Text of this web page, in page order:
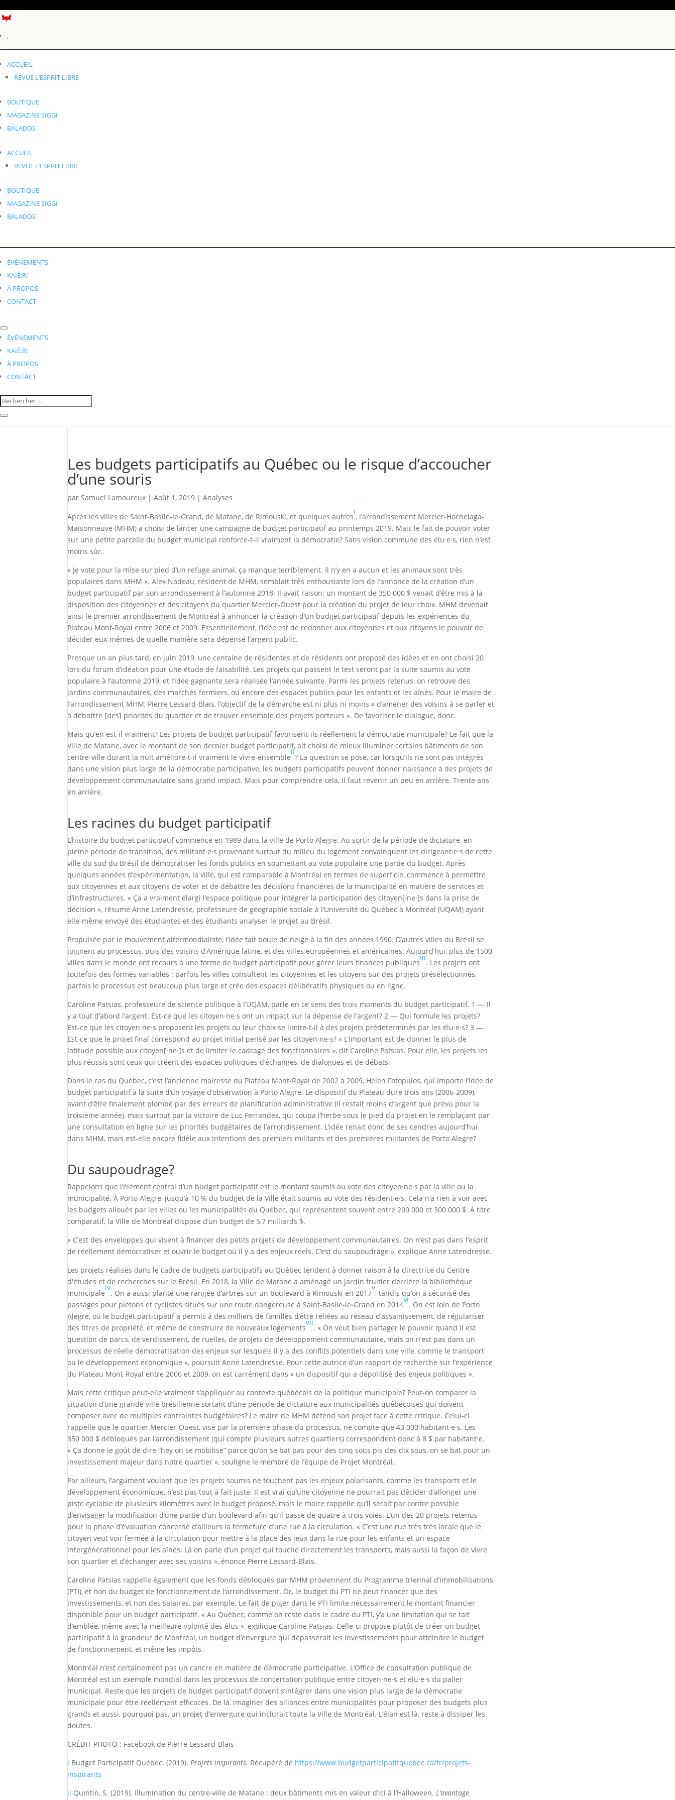
Profil
.
Éléments 0
.
ACCUEIL
REVUE L’ESPRIT LIBRE
BOUTIQUE
MAGAZINE SIGGI
BALADOS
ACCUEIL
REVUE L’ESPRIT LIBRE
BOUTIQUE
MAGAZINE SIGGI
BALADOS
ÉVÉNEMENTS
KAIÉ:RI
À PROPOS
CONTACT
ÉVÉNEMENTS
KAIÉ:RI
À PROPOS
CONTACT
Les budgets participatifs au Québec ou le risque d’accoucher
d’une souris
par Samuel Lamoureux |Août 1, 2019 |Analyses
Après les villes de Saint-Basile-le-Grand, de Matane, de Rimouski, et quelques autres
i
, l’arrondissement Mercier-Hochelaga-
Maisonneuve (MHM) a choisi de lancer une campagne de budget participatif au printemps 2019. Mais le fait de pouvoir voter
sur une petite parcelle du budget municipal renforce-t-il vraiment la démocratie? Sans vision commune des élu·e·s, rien n’est
moins sûr.
« Je vote pour la mise sur pied d’un refuge animal, ça manque terriblement. Il n’y en a aucun et les animaux sont très
populaires dans MHM ». Alex Nadeau, résident de MHM, semblait très enthousiaste lors de l’annonce de la création d’un
budget participatif par son arrondissement à l’automne 2018. Il avait raison: un montant de 350 000 $ venait d’être mis à la
disposition des citoyennes et des citoyens du quartier Mercier-Ouest pour la création du projet de leur choix. MHM devenait
ainsi le premier arrondissement de Montréal à annoncer la création d’un budget participatif depuis les expériences du
Plateau Mont-Royal entre 2006 et 2009. Essentiellement, l’idée est de redonner aux citoyennes et aux citoyens le pouvoir de
décider eux-mêmes de quelle manière sera dépensé l’argent public.
Presque un an plus tard, en juin 2019, une centaine de résidentes et de résidents ont proposé des idées et en ont choisi 20
lors du forum d’idéation pour une étude de faisabilité. Les projets qui passent le test seront par la suite soumis au vote
populaire à l’automne 2019, et l’idée gagnante sera réalisée l’année suivante. Parmi les projets retenus, on retrouve des
jardins communautaires, des marchés fermiers, ou encore des espaces publics pour les enfants et les aînés. Pour le maire de
l’arrondissement MHM, Pierre Lessard-Blais, l’objectif de la démarche est ni plus ni moins « d’amener des voisins à se parler et
à débattre [des] priorités du quartier et de trouver ensemble des projets porteurs ». De favoriser le dialogue, donc.
Mais qu’en est-il vraiment? Les projets de budget participatif favorisent-ils réellement la démocratie municipale? Le fait que la
Ville de Matane, avec le montant de son dernier budget participatif, ait choisi de mieux illuminer certains bâtiments de son
centre-ville durant la nuit améliore-t-il vraiment le vivre-ensemble
ii
? La question se pose, car lorsqu’ils ne sont pas intégrés
dans une vision plus large de la démocratie participative, les budgets participatifs peuvent donner naissance à des projets de
développement communautaire sans grand impact. Mais pour comprendre cela, il faut revenir un peu en arrière. Trente ans
en arrière.
Les racines du budget participatif
L’histoire du budget participatif commence en 1989 dans la ville de Porto Alegre. Au sortir de la période de dictature, en
pleine période de transition, des militant·e·s provenant surtout du milieu du logement convainquent les dirigeant·e·s de cette
ville du sud du Brésil de démocratiser les fonds publics en soumettant au vote populaire une partie du budget. Après
quelques années d’expérimentation, la ville, qui est comparable à Montréal en termes de superficie, commence à permettre
aux citoyennes et aux citoyens de voter et de débattre les décisions financières de la municipalité en matière de services et
d’infrastructures. « Ça a vraiment élargi l’espace politique pour intégrer la participation des citoyen[·ne·]s dans la prise de
décision », résume Anne Latendresse, professeure de géographie sociale à l’Université du Québec à Montréal (UQAM) ayant
elle-même envoyé des étudiantes et des étudiants analyser le projet au Brésil.
Propulsée par le mouvement altermondialiste, l’idée fait boule de neige à la fin des années 1990. D’autres villes du Brésil se
joignent au processus, puis des voisins d’Amérique latine, et des villes européennes et américaines. Aujourd’hui, plus de 1500
villes dans le monde ont recours à une forme de budget participatif pour gérer leurs finances publiques
iii
. Les projets ont
toutefois des formes variables : parfois les villes consultent les citoyennes et les citoyens sur des projets présélectionnés,
parfois le processus est beaucoup plus large et crée des espaces délibératifs physiques ou en ligne.
Caroline Patsias, professeure de science politique à l’UQAM, parle en ce sens des trois moments du budget participatif. 1 — Il
y a tout d’abord l’argent. Est-ce que les citoyen·ne·s ont un impact sur la dépense de l’argent? 2 — Qui formule les projets?
Est-ce que les citoyen·ne·s proposent les projets ou leur choix se limite-t-il à des projets prédéterminés par les élu·e·s? 3 —
Est-ce que le projet final correspond au projet initial pensé par les citoyen·ne·s? « L’important est de donner le plus de
latitude possible aux citoyen[·ne·]s et de limiter le cadrage des fonctionnaires », dit Caroline Patsias. Pour elle, les projets les
plus réussis sont ceux qui créent des espaces politiques d’échanges, de dialogues et de débats.
Dans le cas du Québec, c’est l’ancienne mairesse du Plateau Mont-Royal de 2002 à 2009, Helen Fotopulos, qui importe l’idée de
budget participatif à la suite d’un voyage d’observation à Porto Alegre. Le dispositif du Plateau dure trois ans (2006-2009),
avant d’être finalement plombé par des erreurs de planification administrative (il restait moins d’argent que prévu pour la
troisième année), mais surtout par la victoire de Luc Ferrandez, qui coupa l’herbe sous le pied du projet en le remplaçant par
une consultation en ligne sur les priorités budgétaires de l’arrondissement. L’idée renait donc de ses cendres aujourd’hui
dans MHM, mais est-elle encore fidèle aux intentions des premiers militants et des premières militantes de Porto Alegre?
Du saupoudrage?
Rappelons que l’élément central d’un budget participatif est le montant soumis au vote des citoyen·ne·s par la ville ou la
municipalité. À Porto Alegre, jusqu’à 10 % du budget de la Ville était soumis au vote des résident·e·s. Cela n’a rien à voir avec
les budgets alloués par les villes ou les municipalités du Québec, qui représentent souvent entre 200 000 et 300 000 $. À titre
comparatif, la Ville de Montréal dispose d’un budget de 5,7 milliards $.
« C’est des enveloppes qui visent à financer des petits projets de développement communautaires. On n’est pas dans l’esprit
de réellement démocratiser et ouvrir le budget où il y a des enjeux réels. C’est du saupoudrage », explique Anne Latendresse.
Les projets réalisés dans le cadre de budgets participatifs au Québec tendent à donner raison à la directrice du Centre
d'études et de recherches sur le Brésil. En 2018, la Ville de Matane a aménagé un jardin fruitier derrière la bibliothèque
municipale
iv
. On a aussi planté une rangée d’arbres sur un boulevard à Rimouski en 2017
v
, tandis qu’on a sécurisé des
passages pour piétons et cyclistes situés sur une route dangereuse à Saint-Basile-le-Grand en 2014
vi
. On est loin de Porto
Alegre, où le budget participatif a permis à des milliers de familles d’être reliées au réseau d’assainissement, de régulariser
des titres de propriété, et même de construire de nouveaux logements
vii
. « On veut bien partager le pouvoir quand il est
question de parcs, de verdissement, de ruelles, de projets de développement communautaire, mais on n’est pas dans un
processus de réelle démocratisation des enjeux sur lesquels il y a des conflits potentiels dans une ville, comme le transport
ou le développement économique », poursuit Anne Latendresse. Pour cette autrice d’un rapport de recherche sur l’expérience
du Plateau Mont-Royal entre 2006 et 2009, on est carrément dans « un dispositif qui a dépolitisé des enjeux politiques ».
Mais cette critique peut-elle vraiment s’appliquer au contexte québécois de la politique municipale? Peut-on comparer la
situation d’une grande ville brésilienne sortant d’une période de dictature aux municipalités québécoises qui doivent
composer avec de multiples contraintes budgétaires? Le maire de MHM défend son projet face à cette critique. Celui-ci
rappelle que le quartier Mercier-Ouest, visé par la première phase du processus, ne compte que 43 000 habitant·e·s. Les
350 000 $ débloqués par l’arrondissement (qui compte plusieurs autres quartiers) correspondent donc à 8 $ par habitant·e.
« Ça donne le goût de dire “hey on se mobilise” parce qu’on se bat pas pour des cinq sous pis des dix sous, on se bat pour un
investissement majeur dans notre quartier », souligne le membre de l’équipe de Projet Montréal.
Par ailleurs, l’argument voulant que les projets soumis ne touchent pas les enjeux polarisants, comme les transports et le
développement économique, n’est pas tout à fait juste. Il est vrai qu’une citoyenne ne pourrait pas décider d’allonger une
piste cyclable de plusieurs kilomètres avec le budget proposé, mais le maire rappelle qu’il serait par contre possible
d’envisager la modification d’une partie d’un boulevard afin qu’il passe de quatre à trois voies. L’un des 20 projets retenus
pour la phase d’évaluation concerne d’ailleurs la fermeture d’une rue à la circulation. « C’est une rue très très locale que le
citoyen veut voir fermée à la circulation pour mettre à la place des jeux dans la rue pour les enfants et un espace
intergénérationnel pour les aînés. Là on parle d’un projet qui touche directement les transports, mais aussi la façon de vivre
son quartier et d’échanger avec ses voisins », énonce Pierre Lessard-Blais.
Caroline Patsias rappelle également que les fonds débloqués par MHM proviennent du Programme triennal d’immobilisations
(PTI), et non du budget de fonctionnement de l’arrondissement. Or, le budget du PTI ne peut financer que des
investissements, et non des salaires, par exemple. Le fait de piger dans le PTI limite nécessairement le montant financier
disponible pour un budget participatif. « Au Québec, comme on reste dans le cadre du PTI, y’a une limitation qui se fait
d’emblée, même avec la meilleure volonté des élus », explique Caroline Patsias. Celle-ci propose plutôt de créer un budget
participatif à la grandeur de Montréal, un budget d’envergure qui dépasserait les investissements pour atteindre le budget
de fonctionnement, et même les impôts.
Montréal n’est certainement pas un cancre en matière de démocratie participative. L’Office de consultation publique de
Montréal est un exemple mondial dans les processus de concertation publique entre citoyen·ne·s et élu·e·s du palier
municipal. Reste que les projets de budget participatif doivent s’intégrer dans une vision plus large de la démocratie
municipale pour être réellement efficaces. De là, imaginer des alliances entre municipalités pour proposer des budgets plus
grands et aussi, pourquoi pas, un projet d’envergure qui inclurait toute la Ville de Montréal. L’élan est là, reste à dissiper les
doutes.
CRÉDIT PHOTO : Facebook de Pierre Lessard-Blais
i Budget Participatif Québec. (2019). Projets inspirants. Récupéré de https://www.budgetparticipatifquebec.ca/fr/projets-
inspirants
ii Quintin, S. (2019). Illumination du centre-ville de Matane : deux bâtiments mis en valeur d’ici à l’Halloween. L’avantage